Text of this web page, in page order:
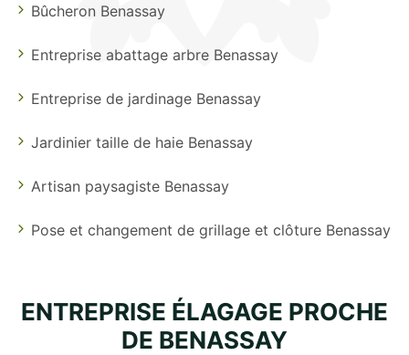
Bûcheron Benassay
Entreprise abattage arbre Benassay
Entreprise de jardinage Benassay
Jardinier taille de haie Benassay
Artisan paysagiste Benassay
Pose et changement de grillage et clôture Benassay
ENTREPRISE ÉLAGAGE PROCHE
DE BENASSAY